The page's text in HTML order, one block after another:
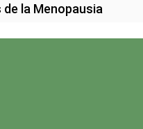
la Menopausia